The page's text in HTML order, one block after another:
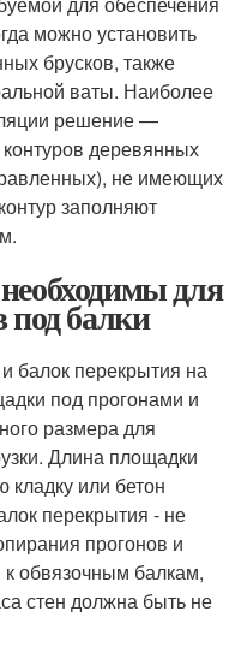
можно установить
брусков, также
ваты. Наиболее
решение —
деревянных
не имеющих
заполняют
для
под балки
балок перекрытия на
под прогонами и
размера для
Длина площадки
или бетон
перекрытия - не
прогонов и
обвязочным балкам,
стен должна быть не